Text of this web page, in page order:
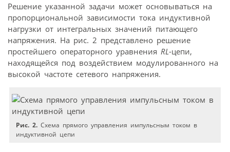
Решение указанной задачи может основываться на
пропорциональной зависимости тока индуктивной
нагрузки от интегральных значений питающего
напряжения. На рис. 2 представлено решение
простейшего операторного уравнения RL-цепи,
находящейся под воздействием модулированного на
высокой частоте сетевого напряжения.
Рис. 2. Схема прямого управления импульсным током в
индуктивной цепи